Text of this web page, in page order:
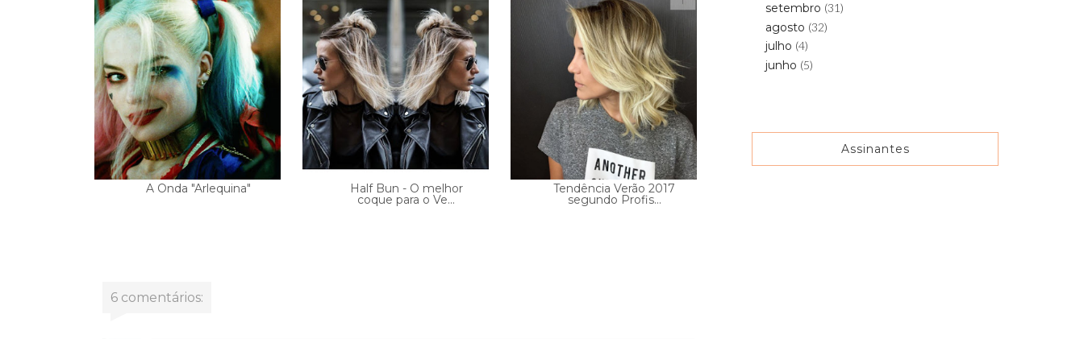
A Onda "Arlequina" Half Bun - O melhor
coque para o Ve...
Tendência Verão 2017
segundo Profis...
6 comentários:
setembro (31)
agosto (32)
julho (4)
junho (5)
Assinantes